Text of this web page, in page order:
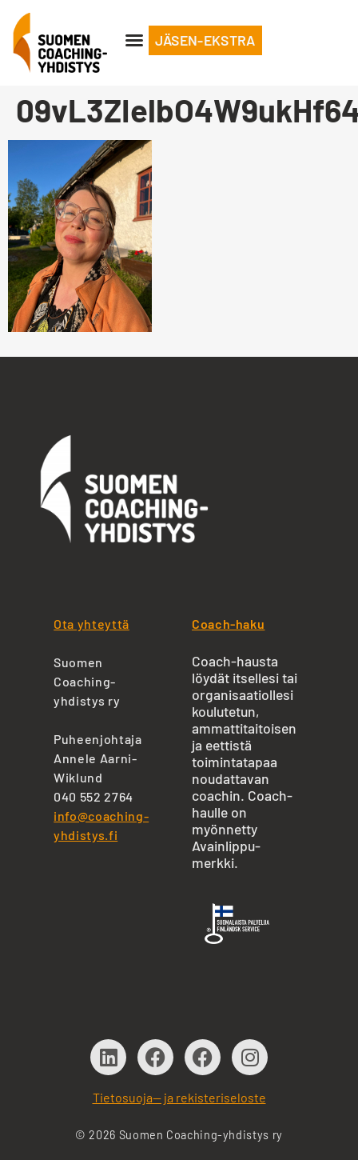
JÄSEN-EKSTRA
Ota yhteyttä
Suomen
Coaching-
yhdistys ry
Puheenjohtaja
Annele Aarni-
Wiklund
040 552 2764
info@coaching-
yhdistys.fi
Coach-haku
Coach-hausta
löydät itsellesi tai
organisaatiollesi
koulutetun,
ammattitaitoisen
ja eettistä
toimintatapaa
noudattavan
coachin. Coach-
haulle on
myönnetty
Avainlippu-
merkki.
Tietosuoja— ja rekisteriseloste
© 2026 Suomen Coaching-yhdistys ry